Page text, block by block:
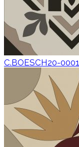
C.BOESCH20-0001